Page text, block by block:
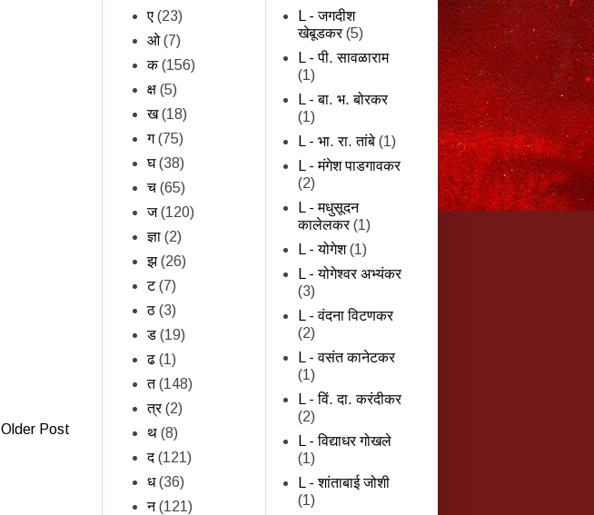
Older Post
ए (23)
ओ (7)
क (156)
क्ष (5)
ख (18)
ग (75)
घ (38)
च (65)
ज (120)
ज्ञा (2)
झ (26)
ट (7)
ठ (3)
ड (19)
ढ (1)
त (148)
त्र (2)
थ (8)
द (121)
ध (36)
न (121)
L - जगदीश
खेबूडकर (5)
L - पी. सावळाराम
(1)
L - बा. भ. बोरकर
(1)
L - भा. रा. तांबे (1)
L - मंगेश पाडगावकर
(2)
L - मधुसूदन
कालेलकर (1)
L - योगेश (1)
L - योगेश्वर अभ्यंकर
(3)
L - वंदना विटणकर
(2)
L - वसंत कानेटकर
(1)
L - विं. दा. करंदीकर
(2)
L - विद्याधर गोखले
(1)
L - शांताबाई जोशी
(1)